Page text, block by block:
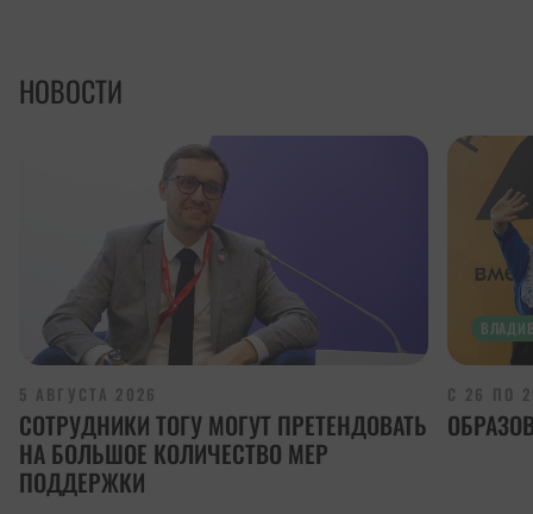
НОВОСТИ
5 АВГУСТА 2026
СОТРУДНИКИ ТОГУ МОГУТ ПРЕТЕНДОВАТЬ
НА БОЛЬШОЕ КОЛИЧЕСТВО МЕР
ПОДДЕРЖКИ
С 26 ПО